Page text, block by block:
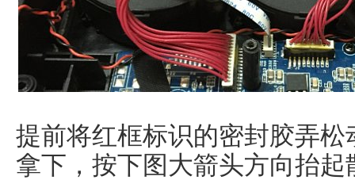
提前将红框标识的密封胶弄
拿下，按下图大箭头方向抬